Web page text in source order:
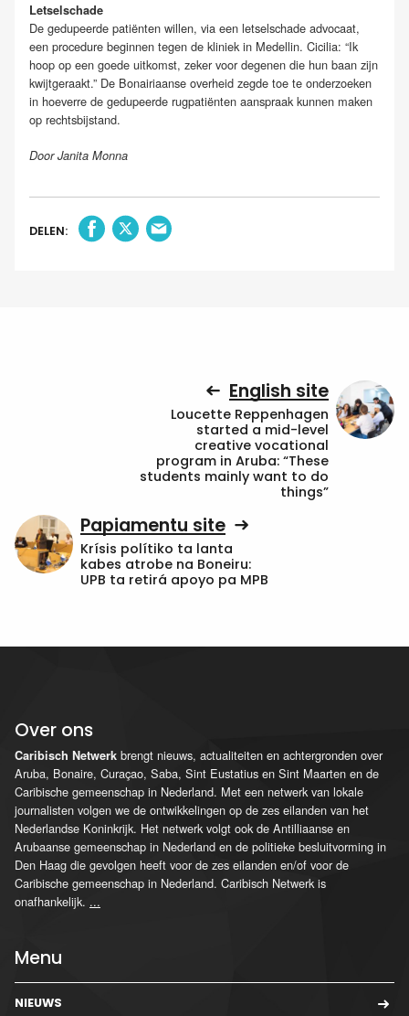
Letselschade
De gedupeerde patiënten willen, via een letselschade advocaat,
een procedure beginnen tegen de kliniek in Medellin. Cicilia: “Ik
hoop op een goede uitkomst, zeker voor degenen die hun baan zijn
kwijtgeraakt.” De Bonairiaanse overheid zegde toe te onderzoeken
in hoeverre de gedupeerde rugpatiënten aanspraak kunnen maken
op rechtsbijstand.
Door Janita Monna
DELEN:
English site
Loucette Reppenhagen
started a mid-level
creative vocational
program in Aruba: “These
students mainly want to do
things”
Papiamentu site
Krísis polítiko ta lanta
kabes atrobe na Boneiru:
UPB ta retirá apoyo pa MPB
Over ons
Caribisch Netwerk brengt nieuws, actualiteiten en achtergronden over
Aruba, Bonaire, Curaçao, Saba, Sint Eustatius en Sint Maarten en de
Caribische gemeenschap in Nederland. Met een netwerk van lokale
journalisten volgen we de ontwikkelingen op de zes eilanden van het
Nederlandse Koninkrijk. Het netwerk volgt ook de Antilliaanse en
Arubaanse gemeenschap in Nederland en de politieke besluitvorming in
Den Haag die gevolgen heeft voor de zes eilanden en/of voor de
Caribische gemeenschap in Nederland. Caribisch Netwerk is
onafhankelijk. ...
Menu
NIEUWS